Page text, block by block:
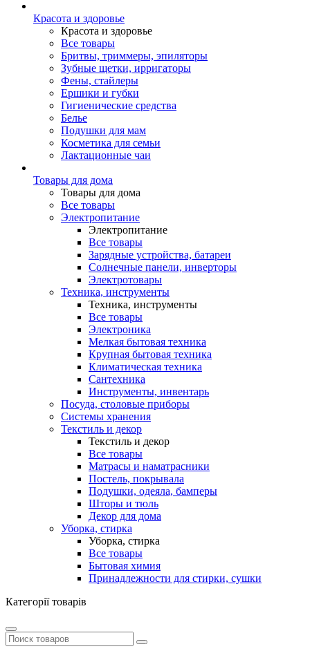
Красота и здоровье
Красота и здоровье
Все товары
Бритвы, триммеры, эпиляторы
Зубные щетки, ирригаторы
Фены, стайлеры
Ершики и губки
Гигиенические средства
Белье
Подушки для мам
Косметика для семьи
Лактационные чаи
Товары для дома
Товары для дома
Все товары
Электропитание
Электропитание
Все товары
Зарядные устройства, батареи
Солнечные панели, инверторы
Электротовары
Техника, инструменты
Техника, инструменты
Все товары
Электроника
Мелкая бытовая техника
Крупная бытовая техника
Климатическая техника
Сантехника
Инструменты, инвентарь
Посуда, столовые приборы
Системы хранения
Текстиль и декор
Текстиль и декор
Все товары
Матрасы и наматрасники
Постель, покрывала
Подушки, одеяла, бамперы
Шторы и тюль
Декор для дома
Уборка, стирка
Уборка, стирка
Все товары
Бытовая химия
Принадлежности для стирки, сушки
Категорії товарів